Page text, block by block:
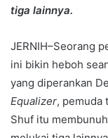
tiga lainnya.
JERNIH–Seorang
ini bikin heboh
yang diperankan
Equalizer, pemuda
Shuf itu